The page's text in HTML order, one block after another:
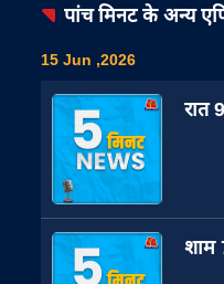
पांच मिनटके अन्य
15 Jun ,2026
रात
शाम